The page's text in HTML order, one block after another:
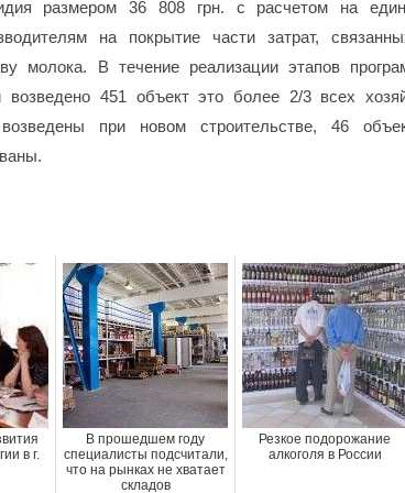
размером 36 808 грн. с расчетом на
на покрытие части затрат,
молока. В течение реализации этапов
возведено 451 объект это более 2/3 всех
при новом строительстве, 46
в г.
В прошедшем году
специалисты подсчитали,
что на рынках не хватает
складов
Резкое подорожание
алкоголя в России